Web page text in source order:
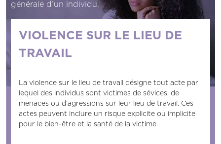
générale d’un individu.
VIOLENCE SUR LE LIEU DE
TRAVAIL
La violence sur le lieu de travail désigne tout acte par
lequel des individus sont victimes de sévices, de
menaces ou d’agressions sur leur lieu de travail. Ces
actes peuvent inclure un risque explicite ou implicite
pour le bien-être et la santé de la victime.